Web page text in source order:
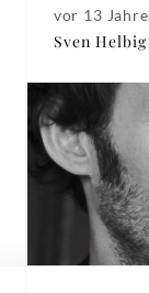
vor 13
Sven Helbig